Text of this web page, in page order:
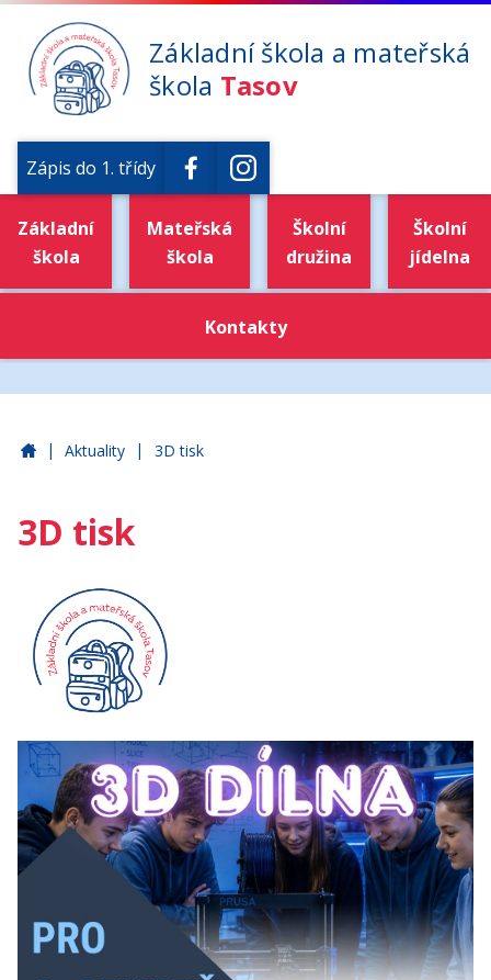
Základní škola a mateřská
škola Tasov
Zápis do 1. třídy
Základní
škola
Mateřská
škola
Školní
družina
Školní
jídelna
Kontakty
Základní škola a mateřská škola Tasov
| Aktuality | 3D tisk
3D tisk